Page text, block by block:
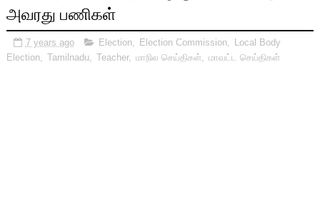
அவரது பணிகள்
7 years ago Election, Election Commission,
Local Body
Election, Tamilnadu Teacher, மாநில செய்திகள் மாவட்ட செய்திகள்